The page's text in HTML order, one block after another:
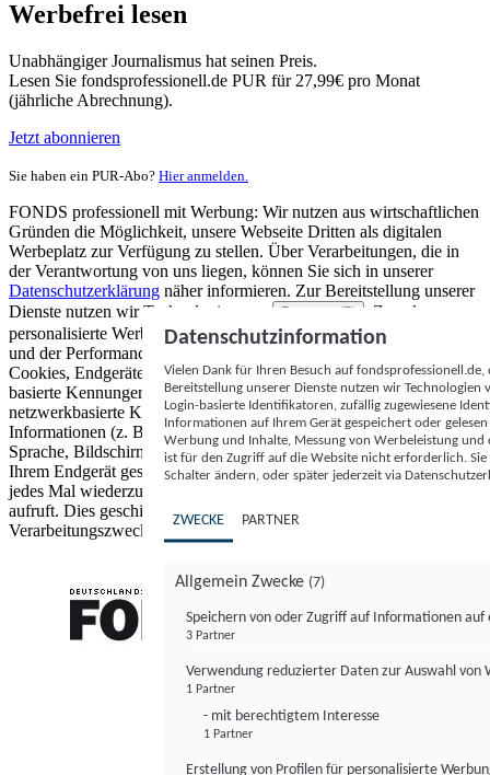
Werbefrei lesen
Unabhängiger Journalismus hat seinen Preis.
Lesen Sie fondsprofessionell.de PUR für 27,99€ pro Monat
(jährliche Abrechnung).
Jetzt abonnieren
Sie haben ein PUR-Abo? Hier anmelden.
FONDS professionell mit Werbung: Wir nutzen aus wirtschaftlichen
Gründen die Möglichkeit, unsere Webseite Dritten als digitalen
Werbeplatz zur Verfügung zu stellen. Über Verarbeitungen, die in
der Verantwortung von uns liegen, können Sie sich in unserer
Datenschutzerklärung näher informieren. Zur Bereitstellung unserer
Dienste nutzen wir Technologien von
Partnern (5)
. Zwecke:
personalisierte Werbung und Inhalte, Messung von Werbeleistung
und der Performance von Inhalten sowie Zielgruppenforschung.
Cookies, Endgeräte- oder ähnliche Online-Kennungen (z. B. login-
basierte Kennungen, zufällig generierte Kennungen,
netzwerkbasierte Kennungen) können zusammen mit anderen
Informationen (z. B. Browsertyp und Browserinformationen,
Sprache, Bildschirmgröße, unterstützte Technologien usw.) auf
Ihrem Endgerät gespeichert oder von dort ausgelesen werden, um es
jedes Mal wiederzuerkennen, wenn es eine App oder einer Webseite
aufruft. Dies geschieht für einen oder mehrere der hier aufgeführten
Verarbeitungszwecke.
Datenschutzinformation
Vielen Dank für Ihren Besuch auf
Bereitstellung unserer Dienste nutzen wir Technologien
Login-basierte Identifikatoren, zufällig zugewiesene
Informationen auf Ihrem Gerät gespeichert oder
Werbung und Inhalte, Messung von Werbeleistung
ist für den Zugriff auf die Website nicht erforderlich.
Schalter ändern, oder später jederzeit via
ZWECKE PARTNER
Allgemein Zwecke (7)
Speichern von oder Zugriff auf Informationen auf
3 Partner
Verwendung reduzierter Daten zur Auswahl von
1 Partner
- mit berechtigtem Interesse
1 Partner
Erstellung von Profilen für personalisierte
FONDS professionell